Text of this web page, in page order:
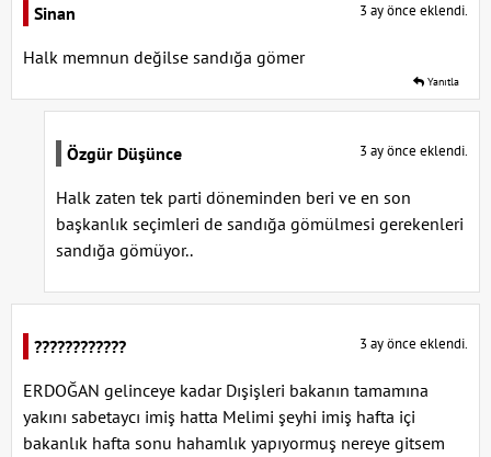
Sinan 3 ay önce eklendi.
Halk memnun değilse sandığa gömer
Yanıtla
Özgür Düşünce 3 ay önce eklendi.
Halk zaten tek parti döneminden beri ve en son
başkanlık seçimleri de sandığa gömülmesi gerekenleri
sandığa gömüyor..
???????????? 3 ay önce eklendi.
ERDOĞAN gelinceye kadar Dışişleri bakanın tamamına
yakını sabetaycı imiş hatta Melimi şeyhi imiş hafta içi
bakanlık hafta sonu hahamlık yapıyormuş nereye gitsem